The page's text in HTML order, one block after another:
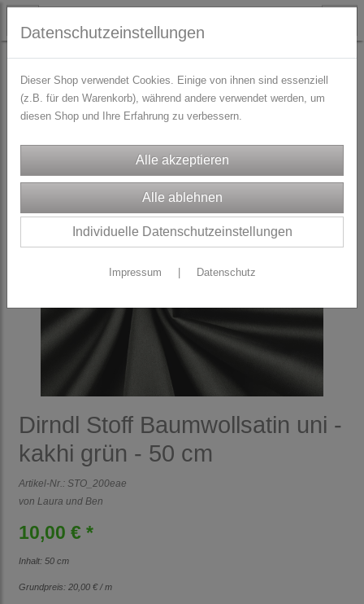
STOFFE Dirndl/Trachtenstoffe
Dirndl Stoff Baumwollsatin uni -
kakhi grün - 50 cm
Artikel-Nr.: STO_200eae
von Laura und Ben
10,00 € *
Inhalt: 50 cm
Grundpreis: 20,00 € / m
Datenschutzeinstellungen
Dieser Shop verwendet Cookies. Einige von ihnen sind essenziell
(z.B. für den Warenkorb), während andere verwendet werden, um
diesen Shop und Ihre Erfahrung zu verbessern.
Individuelle Datenschutzeinstellungen
Impressum Datenschutz